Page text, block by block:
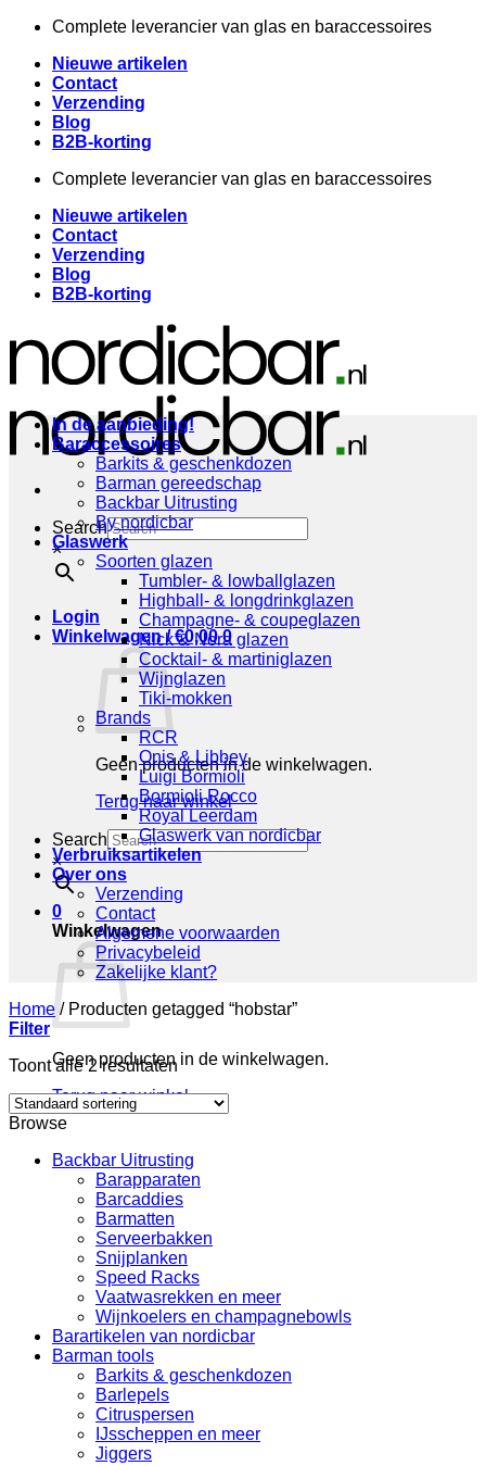
inhoud
Complete leverancier van glas en baraccessoires
Nieuwe artikelen
Contact
Verzending
Blog
B2B-korting
Complete leverancier van glas en baraccessoires
Nieuwe artikelen
Contact
Verzending
Blog
B2B-korting
Search
×
Login
Winkelwagen /€0,00 0
Geen producten in de winkelwagen.
Terug naar winkel
Search
×
0
Winkelwagen
Geen producten in de winkelwagen.
Terug naar winkel
In de aanbieding!
Baraccessoires
Barkits & geschenkdozen
Barman gereedschap
Backbar Uitrusting
By nordicbar
Glaswerk
Soorten glazen
Tumbler- & lowballglazen
Highball- & longdrinkglazen
Champagne- & coupeglazen
Nick & Nora glazen
Cocktail- & martiniglazen
Wijnglazen
Tiki-mokken
Brands
RCR
Onis & Libbey
Luigi Bormioli
Bormioli Rocco
Royal Leerdam
Glaswerk van nordicbar
Verbruiksartikelen
Over ons
Verzending
Contact
Algemene voorwaarden
Privacybeleid
Zakelijke klant?
Home /Producten getagged “hobstar”
Filter
Toont alle 2 resultaten
Browse
Backbar Uitrusting
Barapparaten
Barcaddies
Barmatten
Serveerbakken
Snijplanken
Speed Racks
Vaatwasrekken en meer
Wijnkoelers en champagnebowls
Barartikelen van nordicbar
Barman tools
Barkits & geschenkdozen
Barlepels
Citruspersen
IJsscheppen en meer
Jiggers